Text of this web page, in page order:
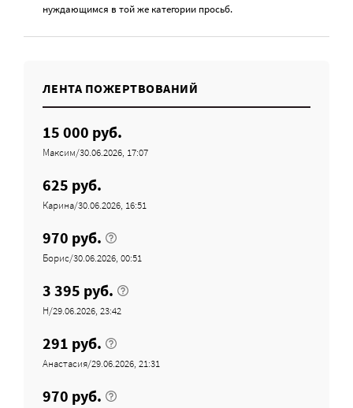
нуждающимся в той же категории просьб.
ЛЕНТА ПОЖЕРТВОВАНИЙ
15 000 руб.
Максим/30.06.2026, 17:07
625 руб.
Карина/30.06.2026, 16:51
970 руб.
Борис/30.06.2026, 00:51
3 395 руб.
Н/29.06.2026, 23:42
291 руб.
Анастасия/29.06.2026, 21:31
970 руб.